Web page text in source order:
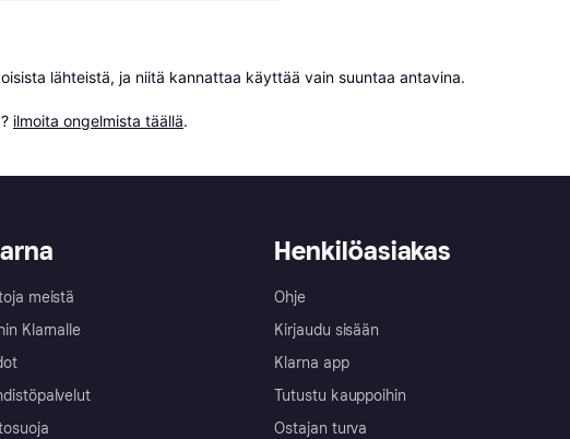
lähteistä, ja niitä kannattaa käyttää vain suuntaa antavina.
ilmoita ongelmista täällä.
meistä
Klarnalle
Henkilöasiakas
Ohje
Kirjaudu sisään
Klarna app
Tutustu kauppoihin
Ostajan turva